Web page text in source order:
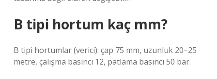
B tipi hortum kaç mm?
B tipi hortumlar (verici): çap 75 mm, uzunluk 20–25
metre, çalışma basıncı 12, patlama basıncı 50 bar.